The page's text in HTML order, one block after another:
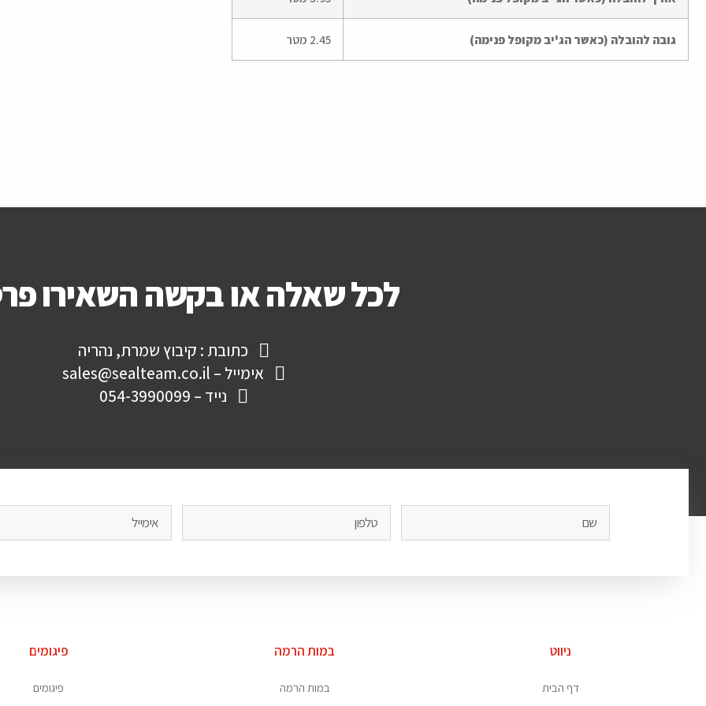
גובה להובלה (כאשר הג'יב מקופל פנימה) 2.45 מטר
לכל שאלה או בקשה השאירו
כתובת : קיבוץ שמרת, נהריה
אימייל – sales@sealteam.co.il
נייד – 054-3990099
ניווט
דף הבית
במות הרמה
במות הרמה
פיגומים
פיגומים